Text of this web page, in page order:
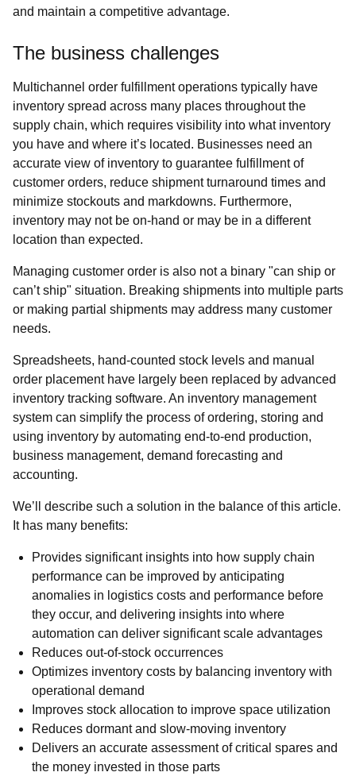
and maintain a competitive advantage.
The business challenges
Multichannel order fulfillment operations typically have
inventory spread across many places throughout the
supply chain, which requires visibility into what inventory
you have and where it’s located. Businesses need an
accurate view of inventory to guarantee fulfillment of
customer orders, reduce shipment turnaround times and
minimize stockouts and markdowns. Furthermore,
inventory may not be on-hand or may be in a different
location than expected.
Managing customer order is also not a binary "can ship or
can’t ship" situation. Breaking shipments into multiple parts
or making partial shipments may address many customer
needs.
Spreadsheets, hand-counted stock levels and manual
order placement have largely been replaced by advanced
inventory tracking software. An inventory management
system can simplify the process of ordering, storing and
using inventory by automating end-to-end production,
business management, demand forecasting and
accounting.
We’ll describe such a solution in the balance of this article.
It has many benefits:
Provides significant insights into how supply chain
performance can be improved by anticipating
anomalies in logistics costs and performance before
they occur, and delivering insights into where
automation can deliver significant scale advantages
Reduces out-of-stock occurrences
Optimizes inventory costs by balancing inventory with
operational demand
Improves stock allocation to improve space utilization
Reduces dormant and slow-moving inventory
Delivers an accurate assessment of critical spares and
the money invested in those parts